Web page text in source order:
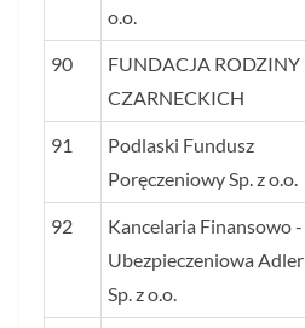
o.o.
90
FUNDACJA RODZINY
CZARNECKICH
91
Podlaski Fundusz
Poręczeniowy Sp. z o.o.
92
Kancelaria Finansowo -
Ubezpieczeniowa Adler
Sp. z o.o.